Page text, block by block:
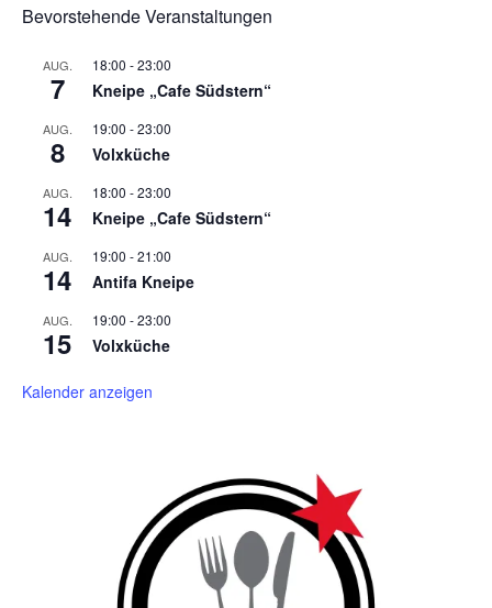
Bevorstehende Veranstaltungen
AUG.
7
18:00 -23:00
Kneipe „Cafe Südstern“
AUG.
8
19:00 -23:00
Volxküche
AUG.
14
18:00 -23:00
Kneipe „Cafe Südstern“
AUG.
14
19:00 -21:00
Antifa Kneipe
AUG.
15
19:00 -23:00
Volxküche
Kalender anzeigen